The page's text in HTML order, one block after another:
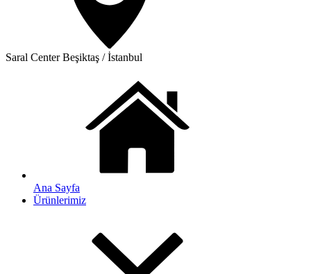
Saral CenterBeşiktaş / İstanbul
Ana Sayfa
Ürünlerimiz